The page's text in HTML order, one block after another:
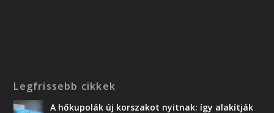
Legfrissebb cikkek
A hőkupolák új korszakot nyitnak: így alakítják